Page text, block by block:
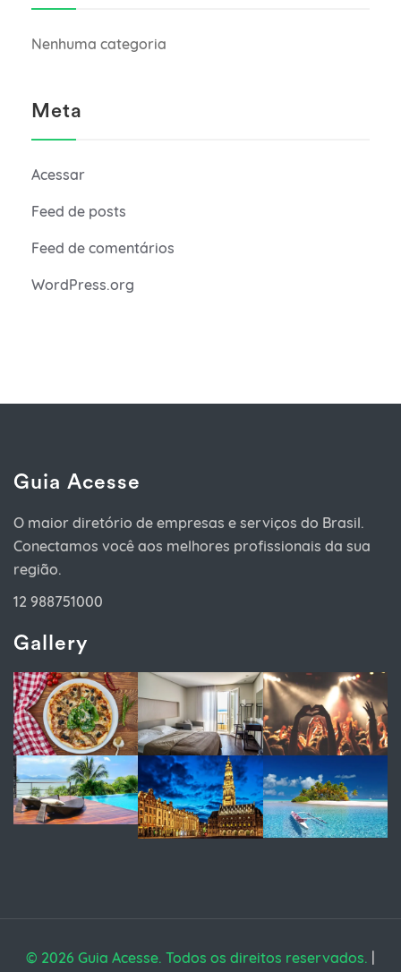
Nenhuma categoria
Meta
Acessar
Feed de posts
Feed de comentários
WordPress.org
Guia Acesse
O maior diretório de empresas e serviços do Brasil.
Conectamos você aos melhores profissionais da sua
região.
12 988751000
Gallery
© 2026 Guia Acesse. Todos os direitos reservados. |